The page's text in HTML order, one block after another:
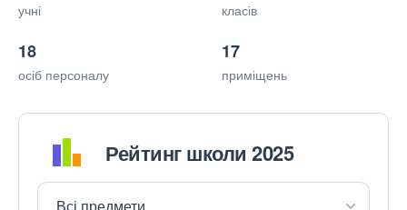
учні класів
18
осіб персоналу
17
приміщень
Рейтинг школи 2025